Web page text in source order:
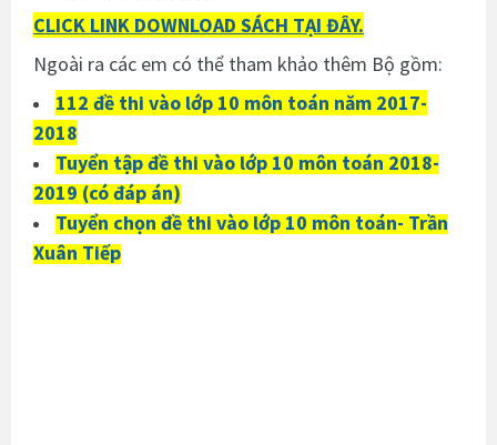
CLICK LINK DOWNLOAD SÁCH TẠI ĐÂY.
Ngoài ra các em có thể tham khảo thêm Bộ gồm:
112 đề thi vào lớp 10 môn toán năm 2017-
2018
Tuyển tập đề thi vào lớp 10 môn toán 2018-
2019 (có đáp án)
Tuyển chọn đề thi vào lớp 10 môn toán- Trần
Xuân Tiếp